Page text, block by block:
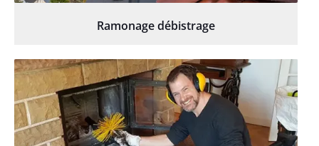
Ramonage débistrage